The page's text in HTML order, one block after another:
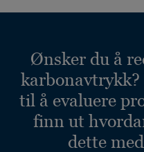
Ønsker du å
til å evaluere
finn ut
dette